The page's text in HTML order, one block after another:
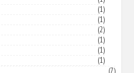
(1)
(1)
(2)
(1)
(1)
(1)
(7)